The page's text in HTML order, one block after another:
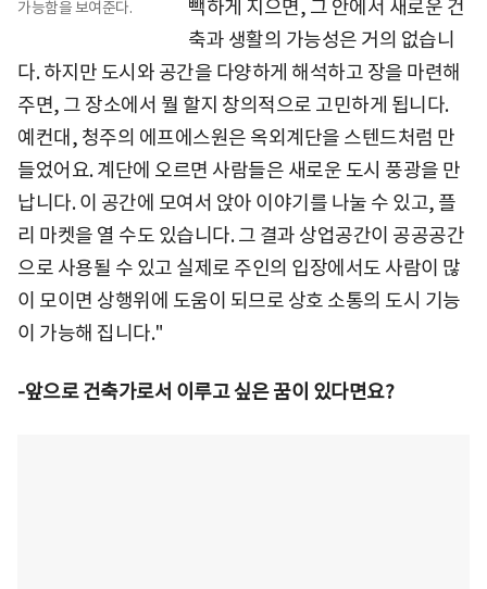
가능함을 보여준다.
빽하게 지으면, 그 안에서 새로운 건
축과 생활의 가능성은 거의 없습니
다. 하지만 도시와 공간을 다양하게 해석하고 장을 마련해
주면, 그 장소에서 뭘 할지 창의적으로 고민하게 됩니다.
예컨대, 청주의 에프에스원은 옥외계단을 스텐드처럼 만
들었어요. 계단에 오르면 사람들은 새로운 도시 풍광을 만
납니다. 이 공간에 모여서 앉아 이야기를 나눌 수 있고, 플
리 마켓을 열 수도 있습니다. 그 결과 상업공간이 공공공간
으로 사용될 수 있고 실제로 주인의 입장에서도 사람이 많
이 모이면 상행위에 도움이 되므로 상호 소통의 도시 기능
이 가능해 집니다."
-앞으로 건축가로서 이루고 싶은 꿈이 있다면요?